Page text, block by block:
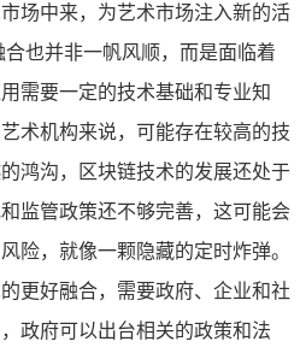
场中来，为艺术市场注入新的活
也并非一帆风顺，而是面临着
需要一定的技术基础和专业知
术机构来说，可能存在较高的技
鸿沟，区块链技术的发展还处于
监管政策还不够完善，这可能会
险，就像一颗隐藏的定时炸弹。
更好融合，需要政府、企业和社
政府可以出台相关的政策和法